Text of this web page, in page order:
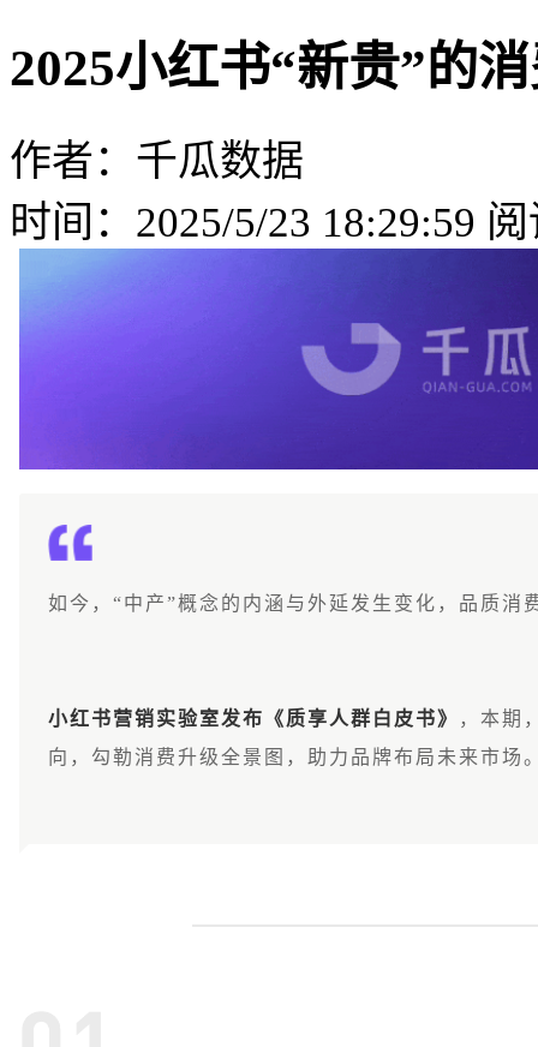
2025小红书“新贵”的
作者：千瓜数据
时间：2025/5/23 18:29:59
如今，“中产”概念的内涵与外延发生变化，品质消
小红书营销实验室发布《质享人群白皮书》
，本期
向，勾勒消费升级全景图，助力品牌布局未来市场